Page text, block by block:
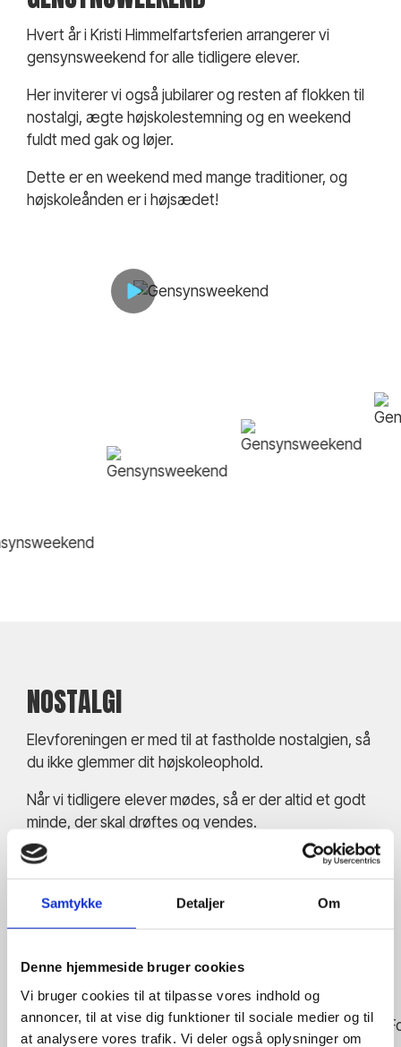
Samtykke Detaljer Om
Denne hjemmeside bruger cookies
Vi bruger cookies til at tilpasse vores indhold og
annoncer, til at vise dig funktioner til sociale medier og til
at analysere vores trafik. Vi deler også oplysninger om
Hvert år i Kristi Himmelfartsferien arrangerer vi
gensynsweekend for alle tidligere elever.
Her inviterer vi også jubilarer og resten af flokken til
nostalgi, ægte højskolestemning og en weekend
fuldt med gak og løjer.
Dette er en weekend med mange traditioner, og
højskoleånden er i højsædet!
NOSTALGI
Elevforeningen er med til at fastholde nostalgien, så
du ikke glemmer dit højskoleophold.
Når vi tidligere elever mødes, så er der altid et godt
minde, der skal drøftes og vendes.